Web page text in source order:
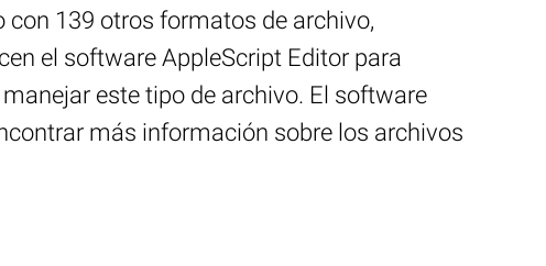
139 otros formatos de archivo,
el software AppleScript Editor para
este tipo de archivo. El software
más información sobre los archivos